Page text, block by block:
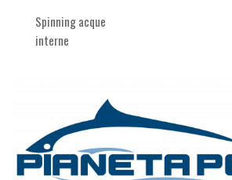
Spinning acque
interne